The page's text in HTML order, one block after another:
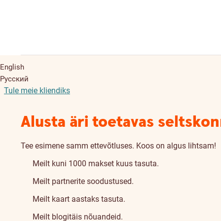
English
Русский
Tule meie kliendiks
Alusta äri toetavas
Tee esimene samm ettevõtluses. Koos on algus lihtsam!
Meilt kuni 1000 makset kuus tasuta.
Meilt partnerite soodustused.
Meilt kaart aastaks tasuta.
Meilt blogitäis nõuandeid.